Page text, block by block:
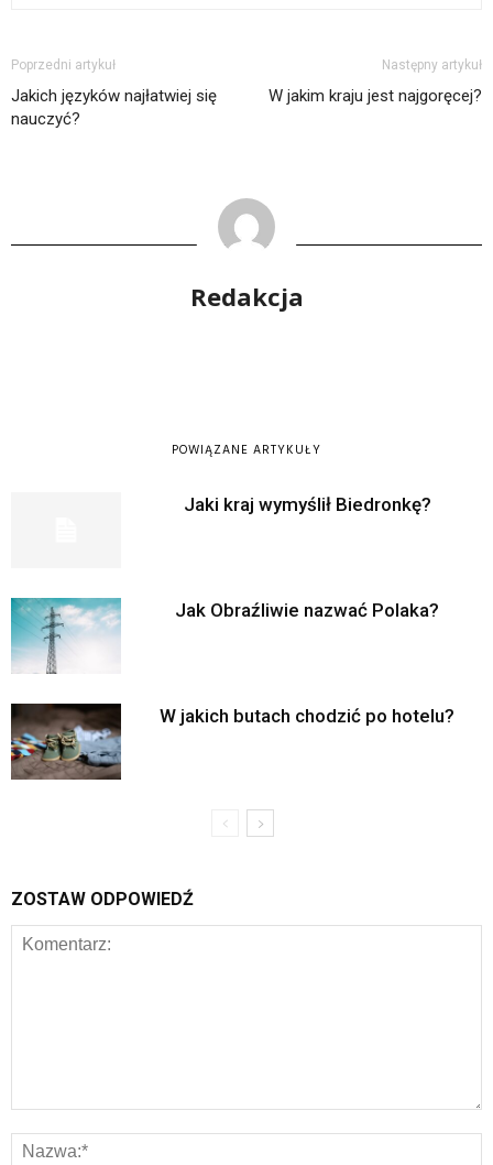
Poprzedni artykuł
Jakich języków najłatwiej się
nauczyć?
Następny artykuł
W jakim kraju jest najgoręcej?
Redakcja
POWIĄZANE ARTYKUŁY
Jaki kraj wymyślił Biedronkę?
Jak Obraźliwie nazwać Polaka?
W jakich butach chodzić po hotelu?
ZOSTAW ODPOWIEDŹ